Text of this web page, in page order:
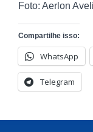
Foto: Aerlon
Compartilhe isso:
WhatsApp
Telegram